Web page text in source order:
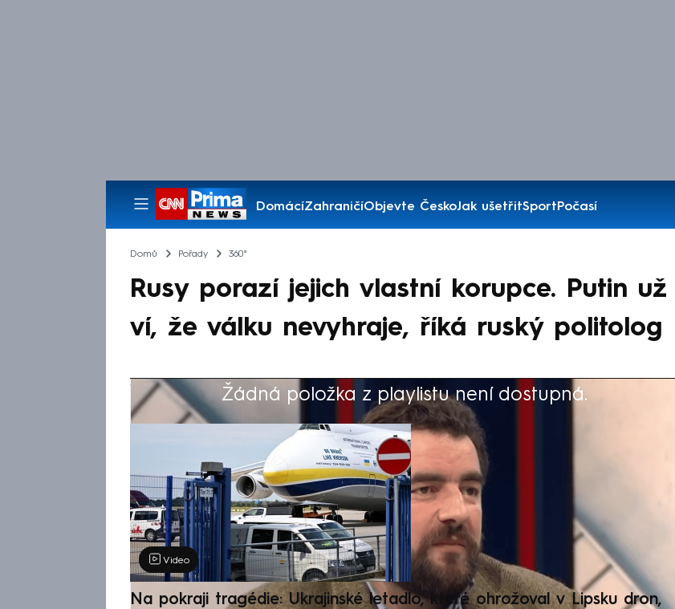
DomácíZahraničíObjevte ČeskoJak ušetřitSportPočasí
Pořady
Domů Pořady 360°
Rusy porazí jejich vlastní korupce. Putin už
ví, že válku nevyhraje, říká ruský politolog
Žádná položka z playlistu není dostupná.
Výběr redakce
Video
Na pokraji tragédie: Ukrajinské letadlo, které ohrožoval v Lipsku dron,